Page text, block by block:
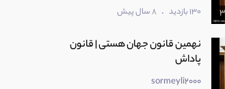
130 بازدید . 8 سال پیش
نهمین قانون جهان هستی | قانون
پاداش
sormeyli2000